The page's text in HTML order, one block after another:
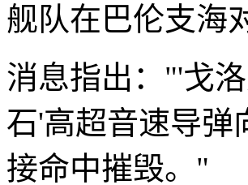
舰队在巴伦支海
消息指出："'戈
石'高超音速导弹
接命中摧毁。"